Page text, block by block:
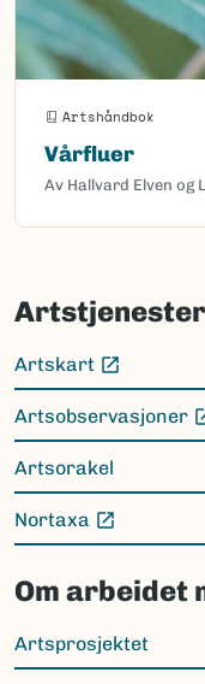
Artshåndbok
Vårfluer
Av Hallvard Elven og
Artstjenester
Artskart
(Ekstern lenke)
Artsobservasjoner
(Ekstern lenke)
Artsorakel
Nortaxa
(Ekstern lenke)
Om arbeidet
Artsprosjektet